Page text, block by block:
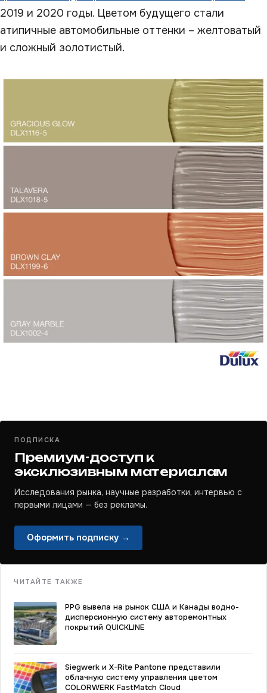
2019 и 2020 годы. Цветом будущего стали
атипичные автомобильные оттенки – желтоватый
и сложный золотистый.
ПОДПИСКА
Премиум-доступ к
эксклюзивным материалам
Исследования рынка, научные разработки, интервью с
первыми лицами — без рекламы.
Оформить подписку →
ЧИТАЙТЕ ТАКЖЕ
PPG вывела на рынок США и Канады водно-
дисперсионную систему авторемонтных
покрытий QUICKLINE
Siegwerk и X-Rite Pantone представили
облачную систему управления цветом
COLORWERK FastMatch Cloud